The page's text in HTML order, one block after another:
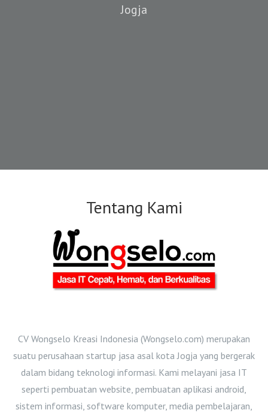
Jogja
Tentang Kami
CV Wongselo Kreasi Indonesia (Wongselo.com) merupakan
suatu perusahaan startup jasa asal kota Jogja yang bergerak
dalam bidang teknologi informasi. Kami melayani jasa IT
seperti pembuatan website, pembuatan aplikasi android,
sistem informasi, software komputer, media pembelajaran,